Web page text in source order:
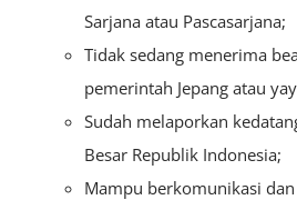
Sarjana atau Pascasarjana;
Tidak sedang menerima
pemerintah Jepang atau
Sudah melaporkan
Besar Republik Indonesia;
Mampu berkomunikasi